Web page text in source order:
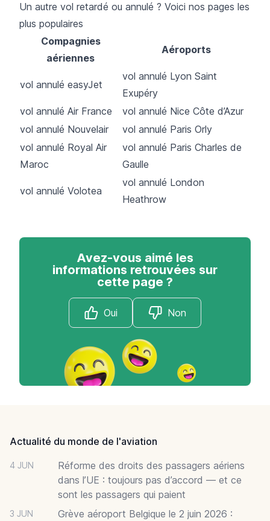
Un autre vol retardé ou annulé ? Voici nos pages les
plus populaires
Compagnies
aériennes
Aéroports
vol annulé easyJet
vol annulé Lyon Saint
Exupéry
vol annulé Air France
vol annulé Nice Côte d’Azur
vol annulé Nouvelair
vol annulé Paris Orly
vol annulé Royal Air
Maroc
vol annulé Paris Charles de
Gaulle
vol annulé Volotea
vol annulé London
Heathrow
Avez-vous aimé les
informations retrouvées sur
cette page ?
Oui Non
Actualité du monde de l'aviation
4 JUN
Réforme des droits des passagers aériens
dans l’UE : toujours pas d’accord — et ce
sont les passagers qui paient
3 JUN
Grève aéroport Belgique le 2 juin 2026 :